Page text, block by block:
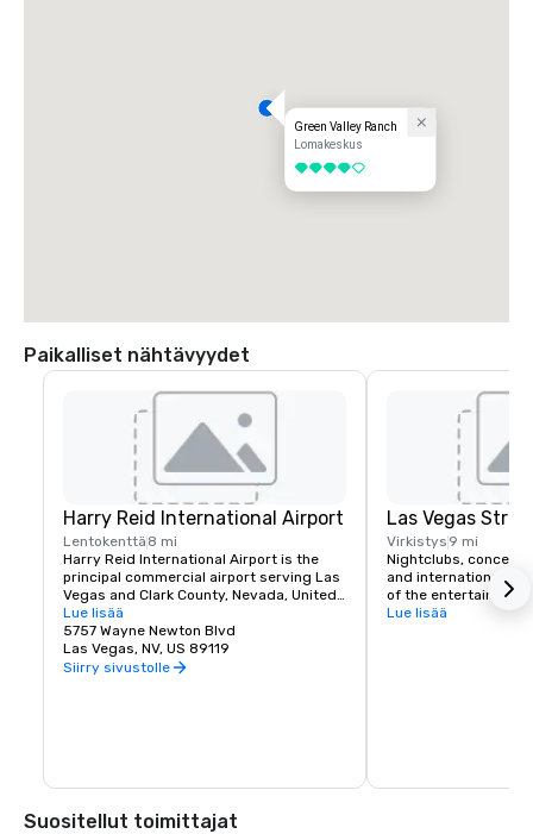
Green Valley Ranch
Lomakeskus
4 / 5
Paikalliset nähtävyydet
Harry Reid International Airport
Lentokenttä 8 mi
Harry Reid International Airport is the
principal commercial airport serving Las
Vegas and Clark County, Nevada, United
States. The airport is five miles south of
downtown Las Vegas, in the
unincorporated area of Paradise in Clark
County.
Lue lisää
5757 Wayne Newton Blvd
Las Vegas, NV, US 89119
Siirry sivustolle
Las Vegas Strip
Virkistys 9 mi
Nightclubs,
and international
of the entertainment
If you like classic
Lue lisää
Suositellut toimittajat